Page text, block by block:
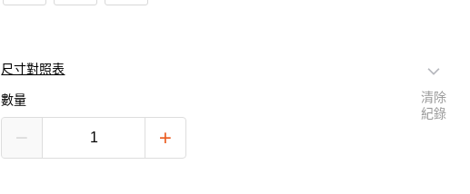
尺寸對照表
數量
清除
紀錄